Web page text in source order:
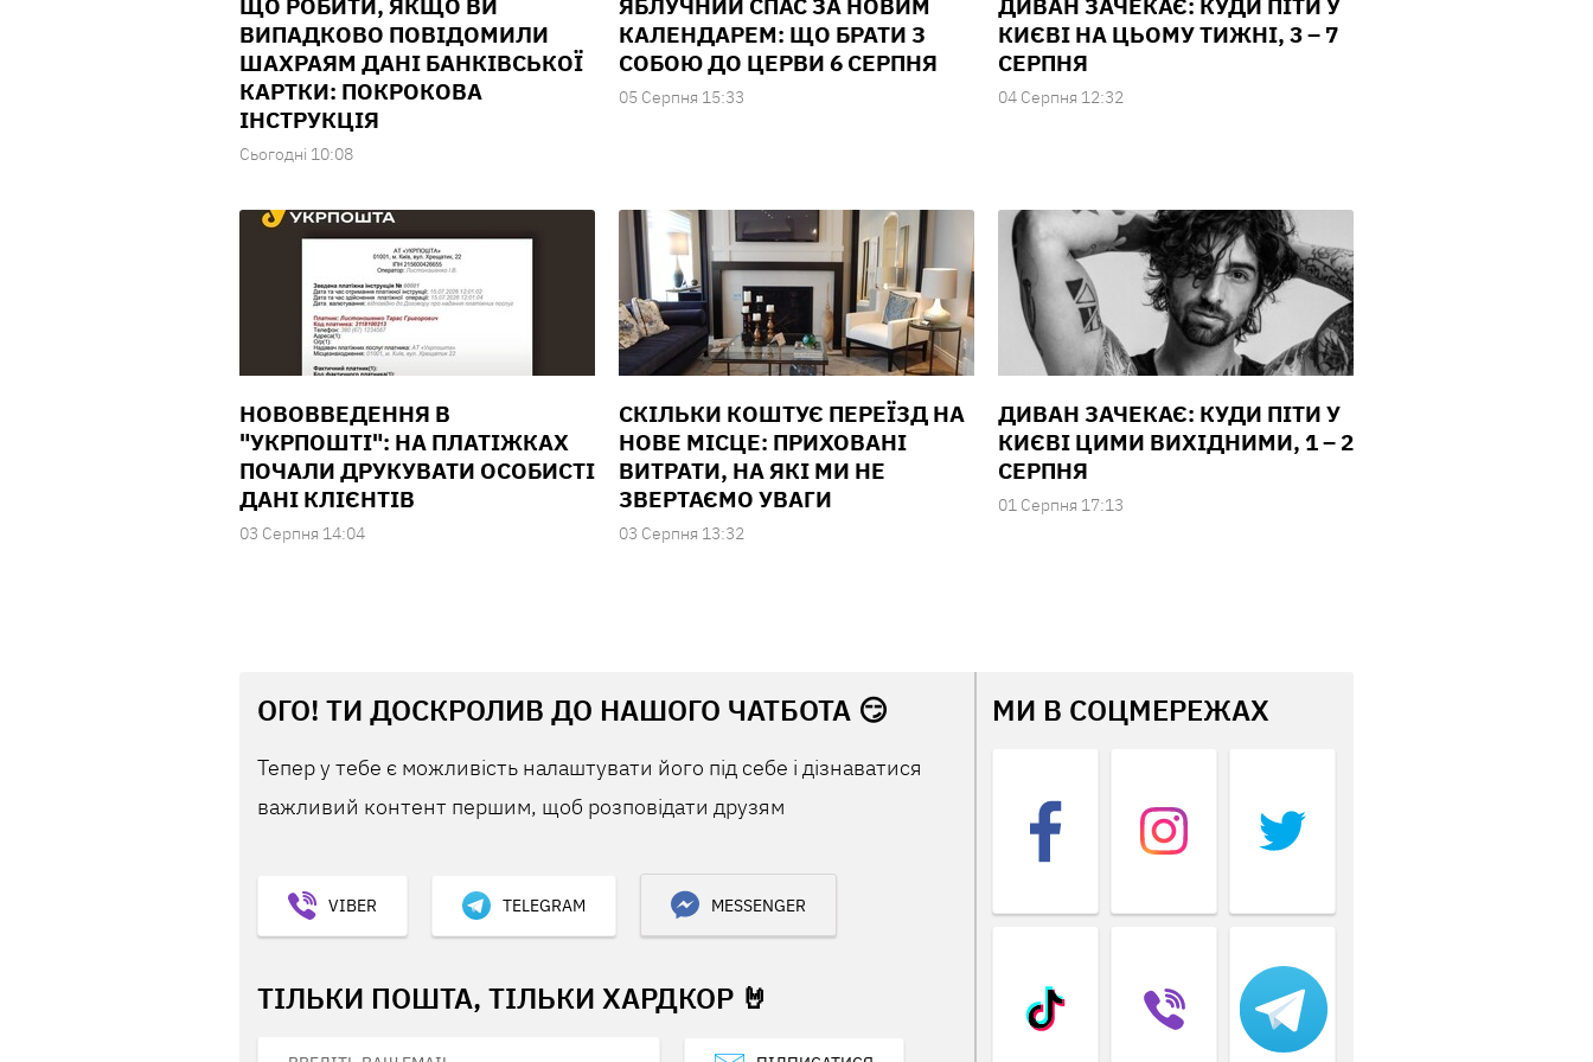
ЩО РОБИТИ, ЯКЩО ВИ
ВИПАДКОВО ПОВІДОМИЛИ
ШАХРАЯМ ДАНІ БАНКІВСЬКОЇ
КАРТКИ: ПОКРОКОВА
ІНСТРУКЦІЯ
Сьогодні 10:08
ЯБЛУЧНИЙ СПАС ЗА НОВИМ
КАЛЕНДАРЕМ: ЩО БРАТИ З
СОБОЮ ДО ЦЕРВИ 6 СЕРПНЯ
05 Серпня 15:33
ДИВАН ЗАЧЕКАЄ: КУДИ ПІТИ У
КИЄВІ НА ЦЬОМУ ТИЖНІ, 3 – 7
СЕРПНЯ
04 Серпня 12:32
НОВОВВЕДЕННЯ В
"УКРПОШТІ": НА ПЛАТІЖКАХ
ПОЧАЛИ ДРУКУВАТИ ОСОБИСТІ
ДАНІ КЛІЄНТІВ
03 Серпня 14:04
СКІЛЬКИ КОШТУЄ ПЕРЕЇЗД НА
НОВЕ МІСЦЕ: ПРИХОВАНІ
ВИТРАТИ, НА ЯКІ МИ НЕ
ЗВЕРТАЄМО УВАГИ
03 Серпня 13:32
ДИВАН ЗАЧЕКАЄ: КУДИ ПІТИ У
КИЄВІ ЦИМИ ВИХІДНИМИ, 1 – 2
СЕРПНЯ
01 Серпня 17:13
ОГО! ТИ ДОСКРОЛИВ ДО НАШОГО ЧАТБОТА 😏
Тепер у тебе є можливість налаштувати його під себе і дізнаватися
важливий контент першим, щоб розповідати друзям
VIBER TELEGRAM MESSENGER
ТІЛЬКИ ПОШТА, ТІЛЬКИ ХАРДКОР 🤘
МИ В СОЦМЕРЕЖАХ